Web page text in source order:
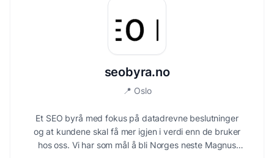
seobyra.no
📍 Oslo
Et SEO byrå med fokus på datadrevne beslutninger
og at kundene skal få mer igjen i verdi enn de bruker
hos oss. Vi har som mål å bli Norges neste Magnus